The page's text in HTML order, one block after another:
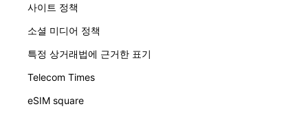
사이트 정책
소셜 미디어 정책
특정 상거래법에 근거한 표기
Telecom Times
eSIM square